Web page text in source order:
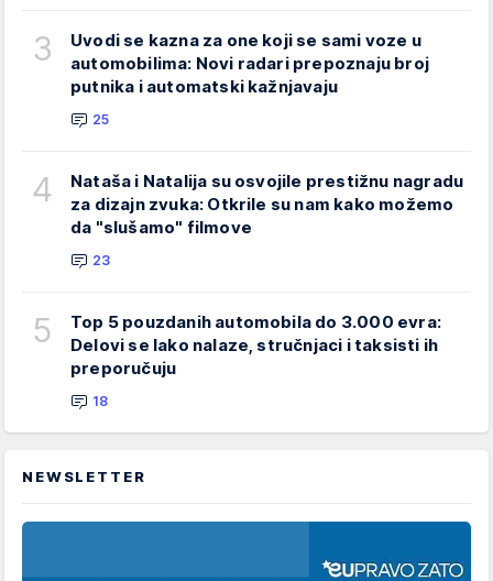
3
Uvodi se kazna za one koji se sami voze u
automobilima: Novi radari prepoznaju broj
putnika i automatski kažnjavaju
25
4
Nataša i Natalija su osvojile prestižnu nagradu
za dizajn zvuka: Otkrile su nam kako možemo
da "slušamo" filmove
23
5
Top 5 pouzdanih automobila do 3.000 evra:
Delovi se lako nalaze, stručnjaci i taksisti ih
preporučuju
18
NEWSLETTER